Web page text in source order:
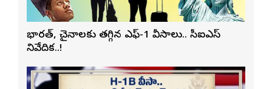
భారత్, చైనాలకు తగ్గిన ఎఫ్-1 వీసాలు.. సీఐఎస్
నివేదిక..!